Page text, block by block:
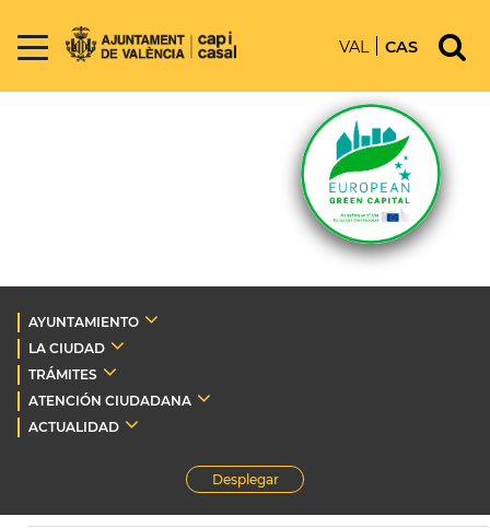
VAL CAS
AYUNTAMIENTO
LA CIUDAD
TRÁMITES
ATENCIÓN CIUDADANA
ACTUALIDAD
Desplegar